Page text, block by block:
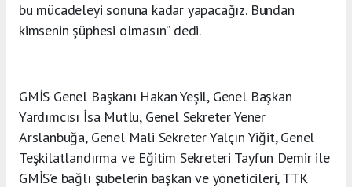
bu mücadeleyi sonuna kadar yapacağız. Bundan
kimsenin şüphesi olmasın” dedi.
GMİS Genel Başkanı Hakan Yeşil, Genel Başkan
Yardımcısı İsa Mutlu, Genel Sekreter Yener
Arslanbuğa, Genel Mali Sekreter Yalçın Yiğit, Genel
Teşkilatlandırma ve Eğitim Sekreteri Tayfun Demir ile
GMİS’e bağlı şubelerin başkan ve yöneticileri, TTK